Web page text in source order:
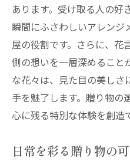
あります。受け取る人の好
瞬間にふさわしいアレン
屋の役割です。さらに、花
側の想いを一層深めること
な花々は、見た目の美しさ
手を魅了します。贈り物の
心に残る特別な体験を創造
日常を彩る贈り物の